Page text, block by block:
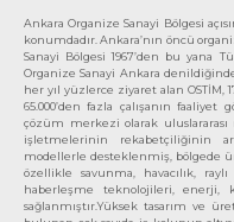
Ankara Organize Sanayi Bölgesi
konumdadır. Ankara’nın öncü
Sanayi Bölgesi 1967’den bu yana
Organize Sanayi Ankara
her yıl yüzlerce ziyaret alan OSTİM,
65.000’den fazla çalışanın
çözüm merkezi olarak
işletmelerinin rekabetçiliğinin
modellerle desteklenmiş, bölgede
özellikle savunma, havacılık,
haberleşme teknolojileri, enerji,
sağlanmıştır.Yüksek tasarım ve